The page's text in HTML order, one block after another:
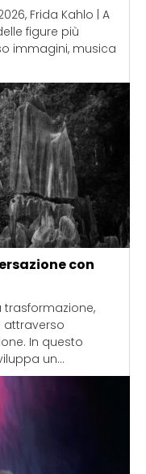
Frida Kahlo | A
figure più
immagini, musica
con
trasformazione,
attraverso
In questo
un...